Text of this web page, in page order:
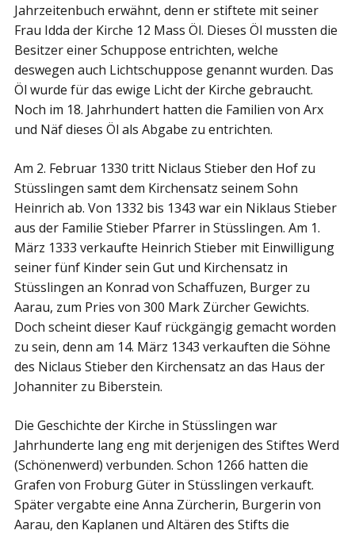
Jahrzeitenbuch erwähnt, denn er stiftete mit seiner
Frau Idda der Kirche 12 Mass Öl. Dieses Öl mussten die
Besitzer einer Schuppose entrichten, welche
deswegen auch Lichtschuppose genannt wurden. Das
Öl wurde für das ewige Licht der Kirche gebraucht.
Noch im 18. Jahrhundert hatten die Familien von Arx
und Näf dieses Öl als Abgabe zu entrichten.
Am 2. Februar 1330 tritt Niclaus Stieber den Hof zu
Stüsslingen samt dem Kirchensatz seinem Sohn
Heinrich ab. Von 1332 bis 1343 war ein Niklaus Stieber
aus der Familie Stieber Pfarrer in Stüsslingen. Am 1.
März 1333 verkaufte Heinrich Stieber mit Einwilligung
seiner fünf Kinder sein Gut und Kirchensatz in
Stüsslingen an Konrad von Schaffuzen, Burger zu
Aarau, zum Pries von 300 Mark Zürcher Gewichts.
Doch scheint dieser Kauf rückgängig gemacht worden
zu sein, denn am 14. März 1343 verkauften die Söhne
des Niclaus Stieber den Kirchensatz an das Haus der
Johanniter zu Biberstein.
Die Geschichte der Kirche in Stüsslingen war
Jahrhunderte lang eng mit derjenigen des Stiftes Werd
(Schönenwerd) verbunden. Schon 1266 hatten die
Grafen von Froburg Güter in Stüsslingen verkauft.
Später vergabte eine Anna Zürcherin, Burgerin von
Aarau, den Kaplanen und Altären des Stifts die